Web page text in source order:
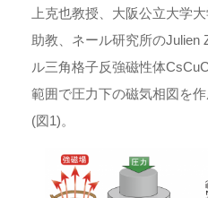
上克也教授、大阪公立大学
助教、ネール研究所のJulien
ル三角格子反強磁性体
範囲で圧力下の磁気相図を
(図1)。